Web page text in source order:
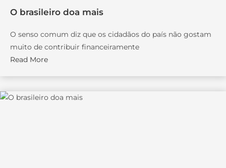
O brasileiro doa mais
O senso comum diz que os cidadãos do país não gostam
muito de contribuir financeiramente
Read More